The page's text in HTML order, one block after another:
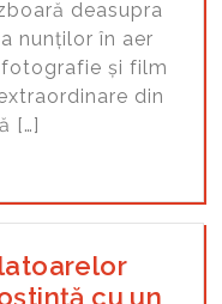
deasupra
nunților în aer
fotografie și film
din
[…]
cu un